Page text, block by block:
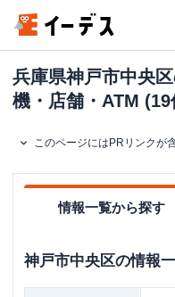
兵庫県神戸市中央
機・店舗・ATM (19
このページにはPRリンクが
情報一覧から探す
神戸市中央区の情報